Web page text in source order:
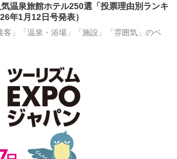
温泉旅館ホテル250選「投票理由別ランキ
年1月12日号発表）
客」「温泉・浴場」「施設」「雰囲気」のベ